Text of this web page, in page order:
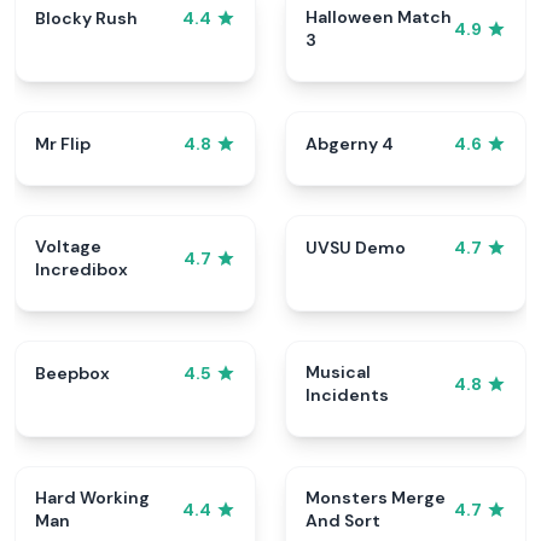
Blocky Rush 4.4
Halloween Match
3
4.9
Mr Flip 4.8 Abgerny 4 4.6
Voltage
Incredibox
4.7
UVSU Demo 4.7
Beepbox 4.5
Musical
Incidents
4.8
Hard Working
Man
4.4
Monsters Merge
And Sort
4.7